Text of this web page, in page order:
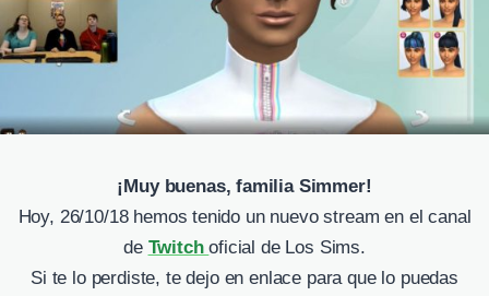
¡Muy buenas, familia Simmer!
Hoy, 26/10/18 hemos tenido un nuevo stream en el canal
de Twitchoficial de Los Sims.
Si te lo perdiste, te dejo en enlace para que lo puedas